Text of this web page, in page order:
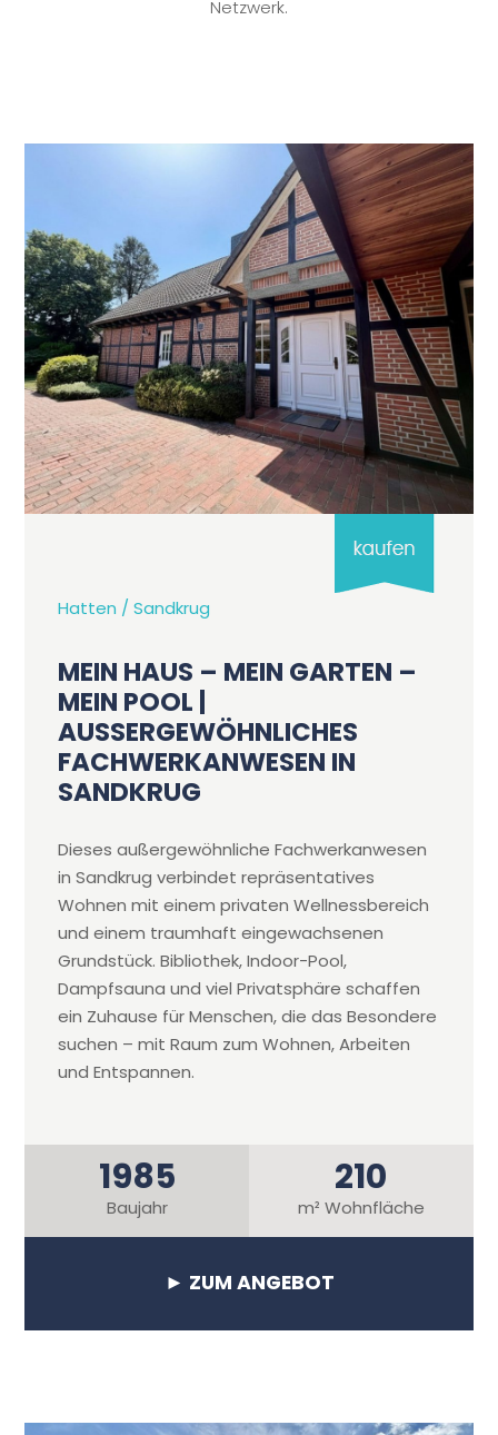
Netzwerk.
Hatten / Sandkrug
MEIN HAUS – MEIN GARTEN –
MEIN POOL |
AUSSERGEWÖHNLICHES F
ACHWERKANWESEN IN S
ANDKRUG
Dieses außergewöhnliche Fachwerkanwesen
in Sandkrug verbindet repräsentatives
Wohnen mit einem privaten Wellnessbereich
und einem traumhaft eingewachsenen
Grundstück. Bibliothek, Indoor-Pool,
Dampfsauna und viel Privatsphäre schaffen
ein Zuhause für Menschen, die das Besondere
suchen – mit Raum zum Wohnen, Arbeiten
und Entspannen.
1985
Baujahr
210
m² Wohnfläche
► ZUM ANGEBOT